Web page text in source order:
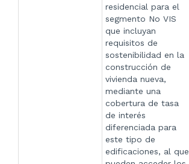
residencial para el
segmento No VIS
que incluyan
requisitos de
sostenibilidad en la
construcción de
vivienda nueva,
mediante una
cobertura de tasa
de interés
diferenciada para
este tipo de
edificaciones, al que